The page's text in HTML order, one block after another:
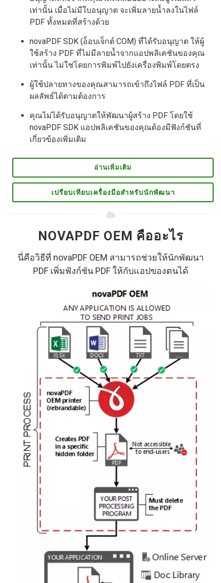
เท่านั้น เมื่อไม่มีใบอนุญาต จะเพิ่มลายน้ำลงในไฟล์
PDF ทั้งหมดที่สร้างด้วย
novaPDF SDK (อ็อบเจ็กต์ COM) ที่ได้รับอนุญาต ให้ผู้
ใช้สร้าง PDF ที่ไม่มีลายน้ำจากแอปพลิเคชันของคุณ
เท่านั้น ไม่ใช่โดยการพิมพ์ไปยังเครื่องพิมพ์โดยตรง
ผู้ใช้ปลายทางของคุณสามารถเข้าถึงไฟล์ PDF ที่เป็น
ผลลัพธ์ได้ตามต้องการ
คุณไม่ได้รับอนุญาตให้พัฒนาผู้สร้าง PDF โดยใช้
novaPDF SDK แอปพลิเคชันของคุณต้องมีฟังก์ชันที่
เกี่ยวข้องเพิ่มเติม
อ่านเพิ่มเติม
เปรียบเทียบเครื่องมือสำหรับนักพัฒนา
NOVAPDF OEM คืออะไร
นี่คือวิธีที่ novaPDF OEM สามารถช่วยให้นักพัฒนา
PDF เพิ่มฟังก์ชัน PDF ให้กับแอปของตนได้